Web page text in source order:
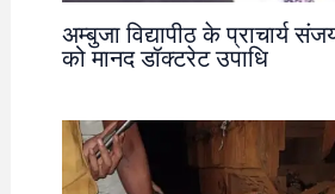
अम्बुजा विद्यापीठ के प्राचार्य
को मानद डॉक्टरेट उपाधि